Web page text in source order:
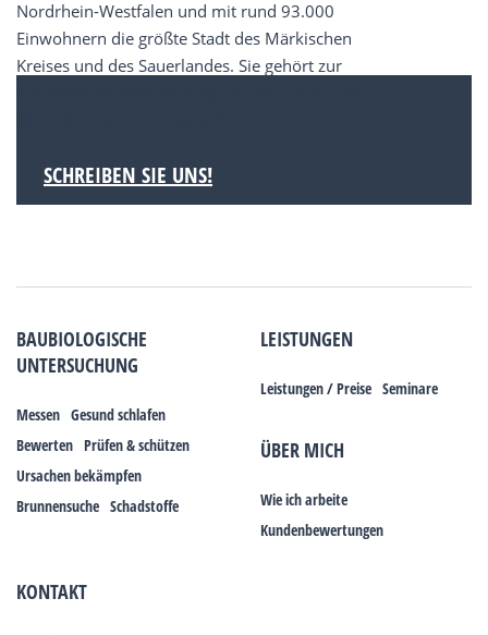
Nordrhein-Westfalen und mit rund 93.000
Einwohnern die größte Stadt des Märkischen
Kreises und des Sauerlandes. Sie gehört zur
SCHREIBEN SIE UNS!
BAUBIOLOGISCHE
UNTERSUCHUNG
Messen Gesund schlafen
Bewerten Prüfen & schützen
Ursachen bekämpfen
Brunnensuche Schadstoffe
LEISTUNGEN
Leistungen / Preise Seminare
ÜBER MICH
Wie ich arbeite
Kundenbewertungen
KONTAKT